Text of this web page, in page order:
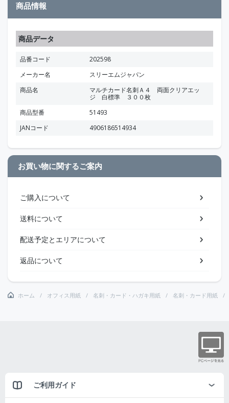
商品情報
商品データ
品番コード
202598
メーカー名
スリーエムジャパン
商品名
マルチカード名刺Ａ４ 両面クリアエッ
ジ 白標準 ３００枚
商品型番
51493
JANコード
4906186514934
お買い物に関するご案内
ご購入について
送料について
配送予定とエリアについて
返品について
ホーム オフィス用紙 名刺・カード・ハガキ用紙 名刺・カード用紙
ご利用ガイド